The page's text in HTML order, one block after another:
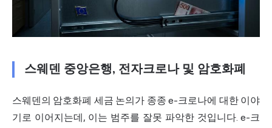
스웨덴 중앙은행, 전자크로나 및 암호화폐
스웨덴의 암호화폐 세금 논의가 종종 e-크로나에 대한 이야
기로 이어지는데, 이는 범주를 잘못 파악한 것입니다. e-크